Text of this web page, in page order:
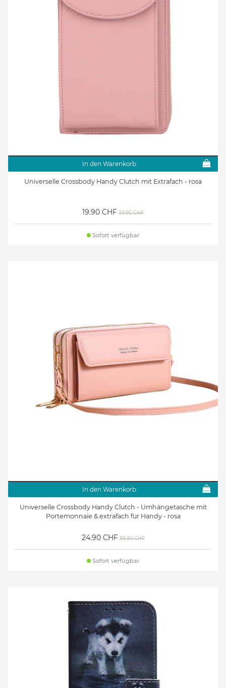
In den Warenkorb
Universelle Crossbody Handy Clutch mit Extrafach - rosa
19.90 CHF 39.90 CHF
Sofort verfügbar
In den Warenkorb
Universelle Crossbody Handy Clutch - Umhängetasche mit
Portemonnaie & extrafach für Handy - rosa
24.90 CHF 39.90 CHF
Sofort verfügbar